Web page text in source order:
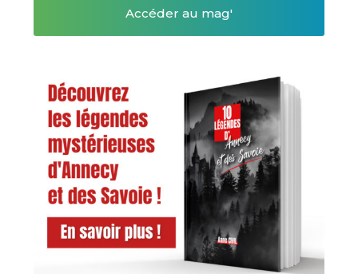
Accéder au mag'